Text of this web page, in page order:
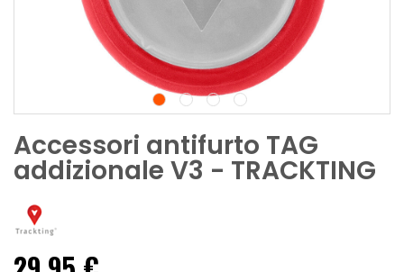
Accessori antifurto TAG
addizionale V3 - TRACKTING